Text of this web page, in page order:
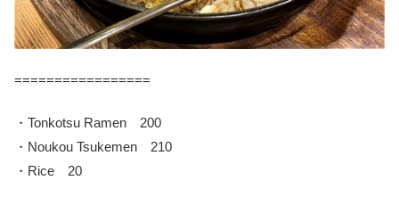
=================
・Tonkotsu Ramen 200
・Noukou Tsukemen 210
・Rice 20